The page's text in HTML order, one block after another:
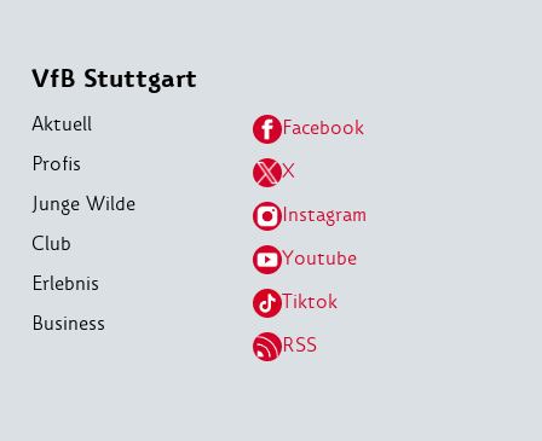
VfB Stuttgart
Aktuell
Profis
Junge Wilde
Club
Erlebnis
Business
Facebook
X
Instagram
Youtube
Tiktok
RSS